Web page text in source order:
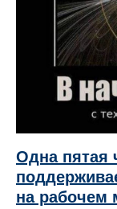
Одна пятая
на рабочем